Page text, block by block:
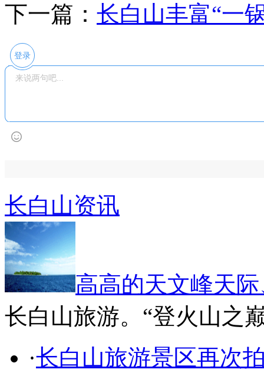
下一篇： 长白山丰富“一
登录
长白山资讯
高高的天文峰天
长白山旅游。“登火山之
·长白山旅游景区再次